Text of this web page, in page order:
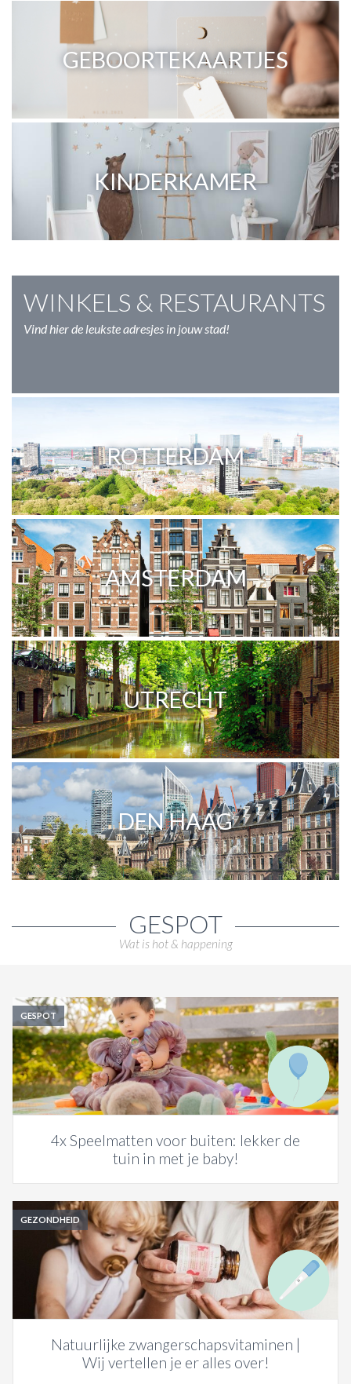
GEBOORTEKAARTJES
KINDERKAMER
WINKELS & RESTAURANTS
Vind hier de leukste adresjes in jouw stad!
ROTTERDAM
AMSTERDAM
UTRECHT
DEN HAAG
GESPOT
Wat is hot & happening
GESPOT
4x Speelmatten voor buiten: lekker de
tuin in met je baby!
GEZONDHEID
Natuurlijke zwangerschapsvitaminen |
Wij vertellen je er alles over!